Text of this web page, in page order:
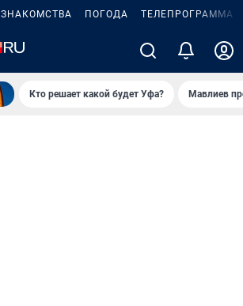
ЗНАКОМСТВА ПОГОДА ТЕЛЕПРОГРАММА
Кто решает какой будет Уфа? Мавлиев